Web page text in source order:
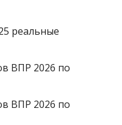
реальные
ВПР 2026 по
ВПР 2026 по